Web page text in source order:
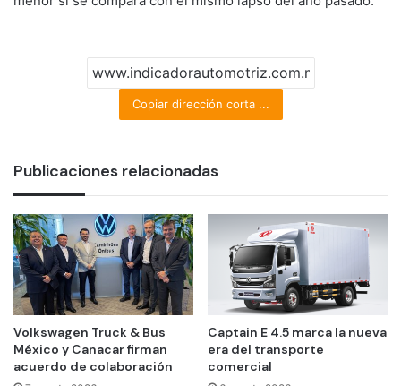
Copiar dirección corta ...
Publicaciones relacionadas
Volkswagen Truck & Bus
México y Canacar firman
acuerdo de colaboración
Captain E 4.5 marca la nueva
era del transporte
comercial